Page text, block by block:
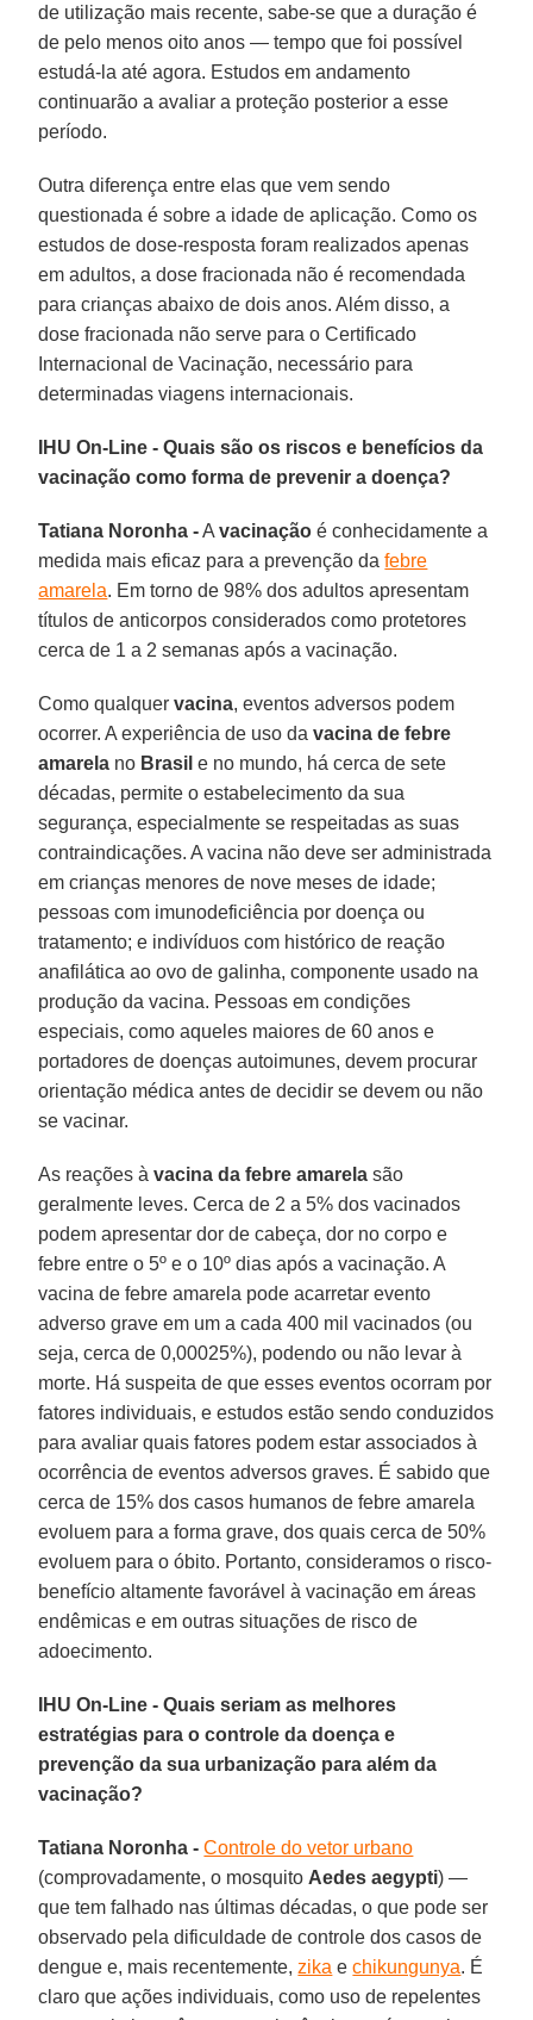
de utilização mais recente, sabe-se que a duração é
de pelo menos oito anos — tempo que foi possível
estudá-la até agora. Estudos em andamento
continuarão a avaliar a proteção posterior a esse
período.
Outra diferença entre elas que vem sendo
questionada é sobre a idade de aplicação. Como os
estudos de dose-resposta foram realizados apenas
em adultos, a dose fracionada não é recomendada
para crianças abaixo de dois anos. Além disso, a
dose fracionada não serve para o Certificado
Internacional de Vacinação, necessário para
determinadas viagens internacionais.
IHU On-Line - Quais são os riscos e benefícios da
vacinação como forma de prevenir a doença?
Tatiana Noronha -Avacinação é conhecidamente a
medida mais eficaz para a prevenção dafebre
amarela. Em torno de 98% dos adultos apresentam
títulos de anticorpos considerados como protetores
cerca de 1 a 2 semanas após a vacinação.
Como qualquervacina, eventos adversos podem
ocorrer. A experiência de uso davacina de febre
amarela no Brasil e no mundo, há cerca de sete
décadas, permite o estabelecimento da sua
segurança, especialmente se respeitadas as suas
contraindicações. A vacina não deve ser administrada
em crianças menores de nove meses de idade;
pessoas com imunodeficiência por doença ou
tratamento; e indivíduos com histórico de reação
anafilática ao ovo de galinha, componente usado na
produção da vacina. Pessoas em condições
especiais, como aqueles maiores de 60 anos e
portadores de doenças autoimunes, devem procurar
orientação médica antes de decidir se devem ou não
se vacinar.
As reações àvacina da febre amarela são
geralmente leves. Cerca de 2 a 5% dos vacinados
podem apresentar dor de cabeça, dor no corpo e
febre entre o 5º e o 10º dias após a vacinação. A
vacina de febre amarela pode acarretar evento
adverso grave em um a cada 400 mil vacinados (ou
seja, cerca de 0,00025%), podendo ou não levar à
morte. Há suspeita de que esses eventos ocorram por
fatores individuais, e estudos estão sendo conduzidos
para avaliar quais fatores podem estar associados à
ocorrência de eventos adversos graves. É sabido que
cerca de 15% dos casos humanos de febre amarela
evoluem para a forma grave, dos quais cerca de 50%
evoluem para o óbito. Portanto, consideramos o risco-
benefício altamente favorável à vacinação em áreas
endêmicas e em outras situações de risco de
adoecimento.
IHU On-Line - Quais seriam as melhores
estratégias para o controle da doença e
prevenção da sua urbanização para além da
vacinação?
Tatiana Noronha - Controle do vetor urbano
(comprovadamente, o mosquito Aedes aegypti) —
que tem falhado nas últimas décadas, o que pode ser
observado pela dificuldade de controle dos casos de
dengue e, mais recentemente,zika echikungunya. É
claro que ações individuais, como uso de repelentes